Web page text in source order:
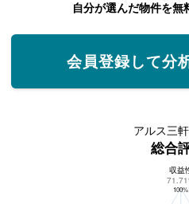
自分が選んだ物件を無
会員登録して分
アルス三
総合
アルス三軒茶屋の総合評
100%
収益